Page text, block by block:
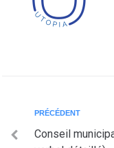
PRÉCÉDENT
Conseil